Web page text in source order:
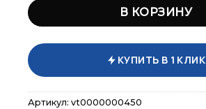
3210,00 ₽.
В КОРЗИНУ
КУПИТЬ В 1 КЛИК
Артикул: vt0000000450